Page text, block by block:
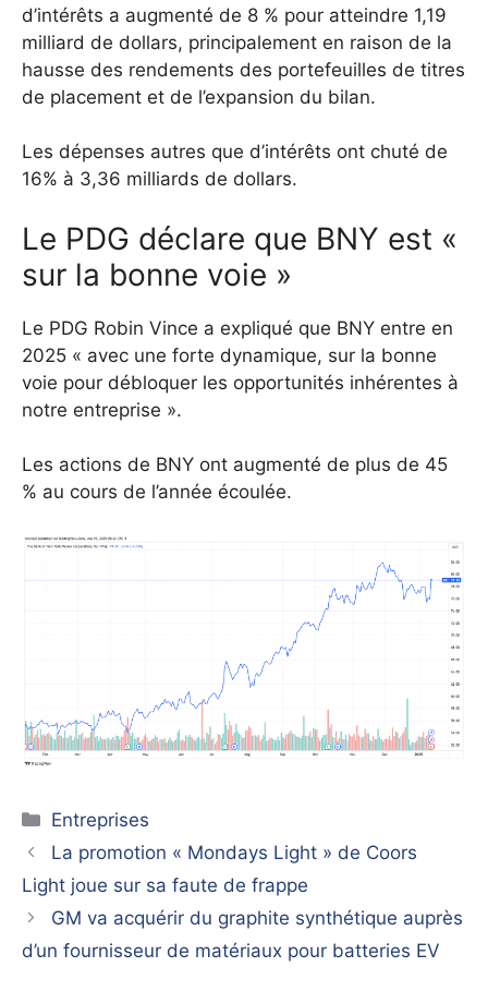
d’intérêts a augmenté de 8 % pour atteindre 1,19
milliard de dollars, principalement en raison de la
hausse des rendements des portefeuilles de titres
de placement et de l’expansion du bilan.
Les dépenses autres que d’intérêts ont chuté de
16% à 3,36 milliards de dollars.
Le PDG déclare que BNY est «
sur la bonne voie »
Le PDG Robin Vince a expliqué que BNY entre en
2025 « avec une forte dynamique, sur la bonne
voie pour débloquer les opportunités inhérentes à
notre entreprise ».
Les actions de BNY ont augmenté de plus de 45
% au cours de l’année écoulée.
Catégories
Entreprises
La promotion « Mondays Light » de Coors
Light joue sur sa faute de frappe
GM va acquérir du graphite synthétique auprès
d’un fournisseur de matériaux pour batteries EV